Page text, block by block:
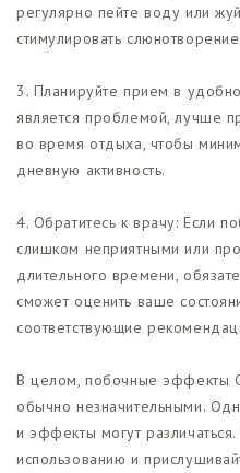
регулярно пейте воду или
стимулировать слюнотворение.
3. Планируйте прием в
является проблемой, лучше
во время отдыха, чтобы
дневную активность.
4. Обратитесь к врачу: Если
слишком неприятными или
длительного времени,
сможет оценить ваше
соответствующие
В целом, побочные эффекты
обычно незначительными.
и эффекты могут
использованию и